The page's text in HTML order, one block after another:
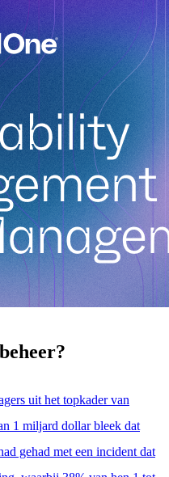
uit het topkader van
1 miljard dollar bleek dat
gehad met een incident dat